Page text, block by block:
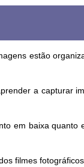
estão
a capturar
em baixa
filmes